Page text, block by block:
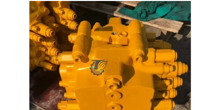
REFERENZEN
SITEMAP
DATENSCHUTZ-
BESTIMMUNGEN